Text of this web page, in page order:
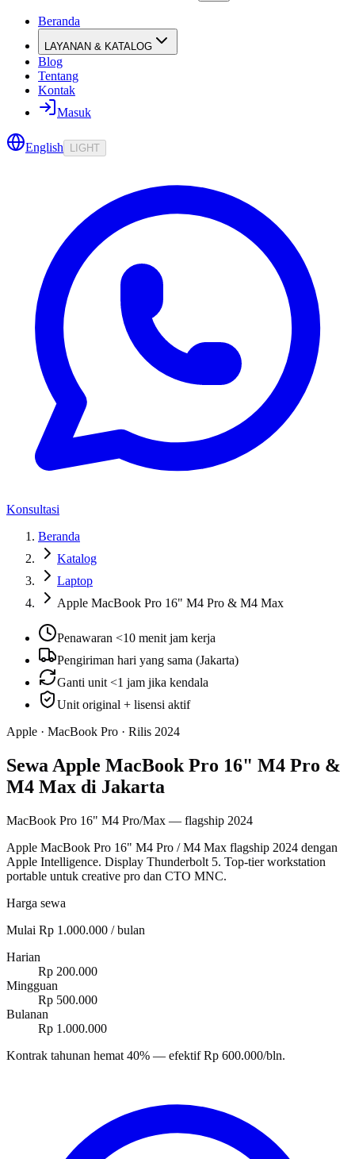
Beranda
LAYANAN & KATALOG
Blog
Tentang
Kontak
Masuk
English LIGHT
Konsultasi
Beranda
Katalog
Laptop
Apple MacBook Pro 16" M4 Pro & M4 Max
Penawaran <10 menit jam kerja
Pengiriman hari yang sama (Jakarta)
Ganti unit <1 jam jika kendala
Unit original + lisensi aktif
Apple · MacBook Pro · Rilis 2024
Sewa Apple MacBook Pro 16" M4 Pro &
M4 Max di Jakarta
MacBook Pro 16" M4 Pro/Max — flagship 2024
Apple MacBook Pro 16" M4 Pro / M4 Max flagship 2024 dengan
Apple Intelligence. Display Thunderbolt 5. Top-tier workstation
portable untuk creative pro dan CTO MNC.
Harga sewa
Mulai Rp 1.000.000 / bulan
Harian
Rp 200.000
Mingguan
Rp 500.000
Bulanan
Rp 1.000.000
Kontrak tahunan hemat 40% — efektif Rp 600.000/bln.